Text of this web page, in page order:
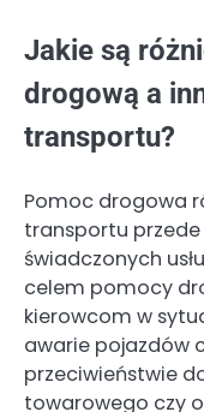
Jakie są
drogową a
transportu?
Pomoc drogowa
transportu
świadczonych
celem pomocy
kierowcom w
awarie pojazdów
przeciwieństwie
towarowego czy